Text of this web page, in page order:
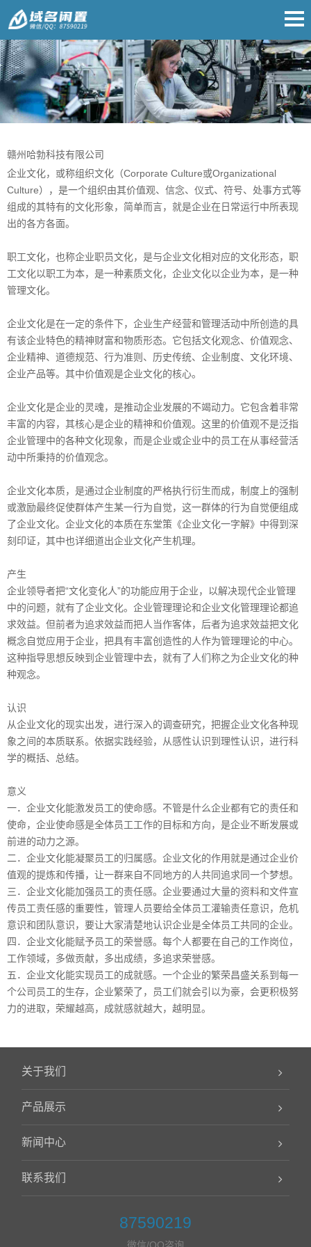
赣州哈勃科技有限公司
企业文化，或称组织文化（Corporate Culture或Organizational
Culture），是一个组织由其价值观、信念、仪式、符号、处事方式等
组成的其特有的文化形象，简单而言，就是企业在日常运行中所表现
出的各方各面。
职工文化，也称企业职员文化，是与企业文化相对应的文化形态，职
工文化以职工为本，是一种素质文化，企业文化以企业为本，是一种
管理文化。
企业文化是在一定的条件下，企业生产经营和管理活动中所创造的具
有该企业特色的精神财富和物质形态。它包括文化观念、价值观念、
企业精神、道德规范、行为准则、历史传统、企业制度、文化环境、
企业产品等。其中价值观是企业文化的核心。
企业文化是企业的灵魂，是推动企业发展的不竭动力。它包含着非常
丰富的内容，其核心是企业的精神和价值观。这里的价值观不是泛指
企业管理中的各种文化现象，而是企业或企业中的员工在从事经营活
动中所秉持的价值观念。
企业文化本质，是通过企业制度的严格执行衍生而成，制度上的强制
或激励最终促使群体产生某一行为自觉，这一群体的行为自觉便组成
了企业文化。企业文化的本质在东堂策《企业文化一字解》中得到深
刻印证，其中也详细道出企业文化产生机理。
产生
企业领导者把“文化变化人”的功能应用于企业，以解决现代企业管理
中的问题，就有了企业文化。企业管理理论和企业文化管理理论都追
求效益。但前者为追求效益而把人当作客体，后者为追求效益把文化
概念自觉应用于企业，把具有丰富创造性的人作为管理理论的中心。
这种指导思想反映到企业管理中去，就有了人们称之为企业文化的种
种观念。
认识
从企业文化的现实出发，进行深入的调查研究，把握企业文化各种现
象之间的本质联系。依据实践经验，从感性认识到理性认识，进行科
学的概括、总结。
意义
一．企业文化能激发员工的使命感。不管是什么企业都有它的责任和
使命，企业使命感是全体员工工作的目标和方向，是企业不断发展或
前进的动力之源。
二．企业文化能凝聚员工的归属感。企业文化的作用就是通过企业价
值观的提炼和传播，让一群来自不同地方的人共同追求同一个梦想。
三．企业文化能加强员工的责任感。企业要通过大量的资料和文件宣
传员工责任感的重要性，管理人员要给全体员工灌输责任意识，危机
意识和团队意识，要让大家清楚地认识企业是全体员工共同的企业。
四．企业文化能赋予员工的荣誉感。每个人都要在自己的工作岗位，
工作领域，多做贡献，多出成绩，多追求荣誉感。
五．企业文化能实现员工的成就感。一个企业的繁荣昌盛关系到每一
个公司员工的生存，企业繁荣了，员工们就会引以为豪，会更积极努
力的进取，荣耀越高，成就感就越大，越明显。
关于我们
产品展示
新闻中心
联系我们
87590219